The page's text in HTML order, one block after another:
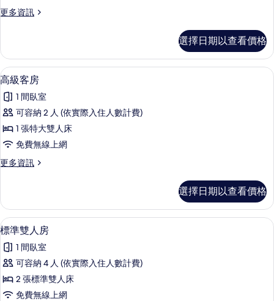
的
有
相
片
更多資訊
更
客
房
的
情
選擇日期以查看價格
顯
示
高
級
客
的
有
相
片
高級客房 | 迷你吧、書桌、熨斗/熨衣
7
高級客房
1 間臥室
可容納 2 人 (依實際入住人數計費)
1 張特大雙人床
免費無線上網
更多資訊
更
客
房
的
情
選擇日期以查看價格
顯
示
標
準
雙
標準雙人房 | 迷你吧、書桌、熨斗/熨
7
標準雙人房
1 間臥室
可容納 4 人 (依實際入住人數計費)
2 張標準雙人床
免費無線上網